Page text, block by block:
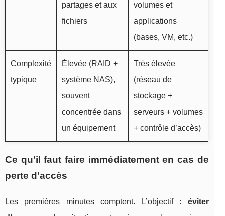
partages et aux
fichiers
volumes et
applications
(bases, VM, etc.)
Complexité
typique
Élevée (RAID +
système NAS),
souvent
concentrée dans
un équipement
Très élevée
(réseau de
stockage +
serveurs + volumes
+ contrôle d’accès)
Ce qu’il faut faire immédiatement en cas de
perte d’accès
Les premières minutes comptent. L’objectif : éviter